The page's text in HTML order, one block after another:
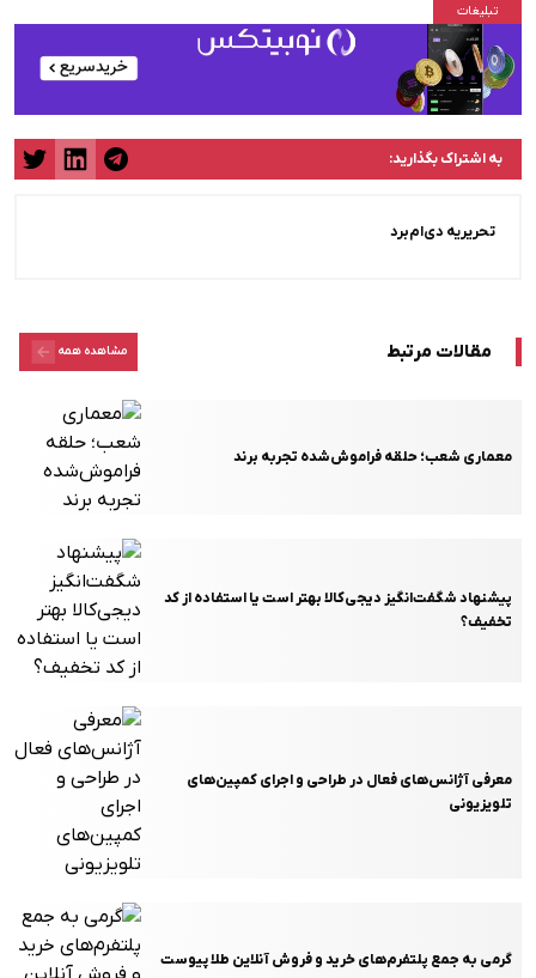
به اشتراک بگذارید:
تحریریه دی‌ام‌برد
مقالات مرتبط مشاهده همه
معماری شعب؛ حلقه فراموش‌شده تجربه برند
پیشنهاد شگفت‌انگیز دیجی‌کالا بهتر است یا استفاده از کد
تخفیف؟
معرفی آژانس‌های فعال در طراحی و اجرای کمپین‌های
تلویزیونی
گرمی به جمع پلتفرم‌های خرید و فروش آنلاین طلا پیوست